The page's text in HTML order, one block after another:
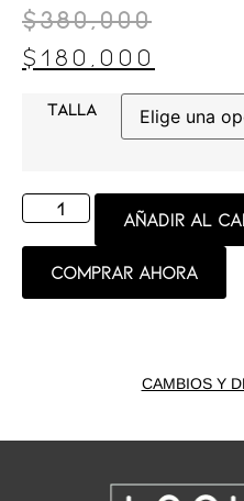
$380,000
$ 180,000
TALLA
Añadir al
Comprar ahora
CAMBIOS Y